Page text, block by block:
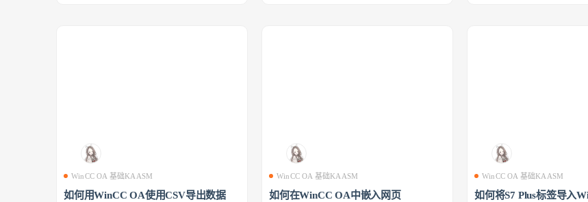
WinCC OA 基础KAASM
如何用WinCC OA使用CSV导出数据
WinCC OA 基础KAASM
如何在WinCC OA中嵌入网页
WinCC OA 基础KAASM
如何将S7 Plus标签导入